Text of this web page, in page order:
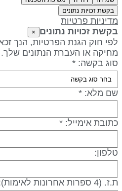
בקשת זכויות נתונים
פרטיות
זכויות נתונים
חוק הגנת הפרטיות, הנך זכאי
או העברת הנתונים שלך.
בקשה: *
מלא: *
אימייל: *
ספרות אחרונות לאימות):